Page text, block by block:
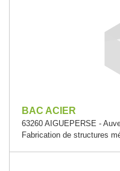
BAC ACIER
63260 AIGUEPERSE -
Fabrication de structures